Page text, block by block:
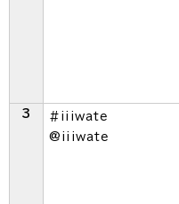
3
#iiiwate
@iiiwate